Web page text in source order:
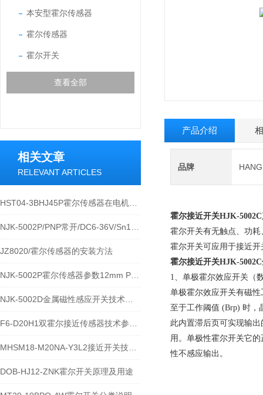
本安型霍尔传感器
霍尔传感器
霍尔开关
查看全部
相关文章
RELEVANT ARTICLES
JZ8020/霍尔传感器的安装方法
DOB-HJ12-ZNK霍尔开关原理及用途
产品介绍
品牌
霍尔接近开关HJK-
霍尔开关有无触点、功
霍尔开关可应用于接近
霍尔接近开关HJK-
1、单极霍尔效应开关（
单极霍尔效应开关有磁
至于工作阈值 (Brp) 时，
此内置滞后页可实现输
用。单极性霍尔开关它
性不感应输出。